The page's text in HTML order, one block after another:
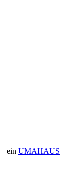
ein UMAHAUS